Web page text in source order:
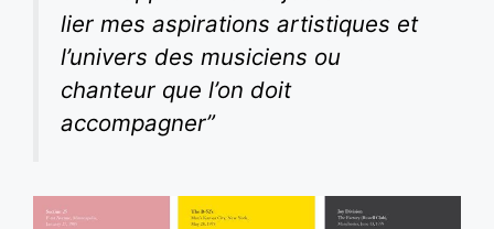
lier mes aspirations artistiques et
l’univers des musiciens ou
chanteur que l’on doit
accompagner”